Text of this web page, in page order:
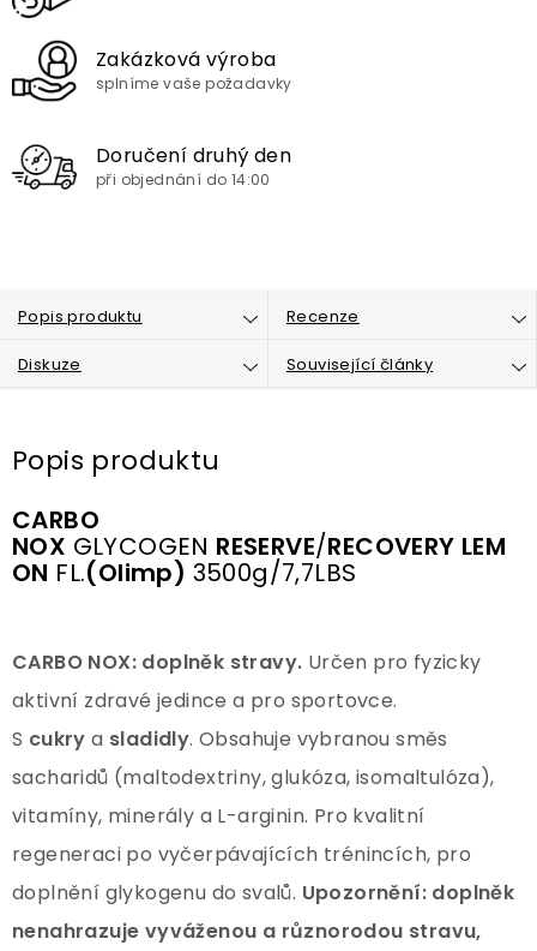
Zakázková výroba
splníme vaše požadavky
Doručení druhý den
při objednání do 14:00
Popis produktu Recenze
Diskuze Související články
Popis produktu
CARBO
NOX GLYCOGEN RESERVE/RECOVERY LEM
ON FL.(Olimp) 3500g/7,7LBS
CARBO NOX: doplněk stravy. Určen pro fyzicky
aktivní zdravé jedince a pro sportovce.
S cukry a sladidly. Obsahuje vybranou směs
sacharidů (maltodextriny, glukóza, isomaltulóza),
vitamíny, minerály a L-arginin. Pro kvalitní
regeneraci po vyčerpávajících trénincích, pro
doplnění glykogenu do svalů. Upozornění: doplněk
nenahrazuje vyváženou a různorodou stravu,